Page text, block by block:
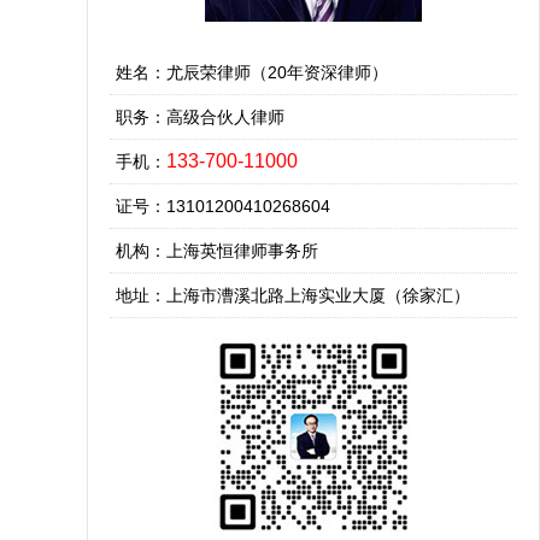
姓名：尤辰荣律师（20年资深律师）
职务：高级合伙人律师
手机： 133-700-11000
证号：13101200410268604
机构：上海英恒律师事务所
地址：上海市漕溪北路上海实业大厦（徐家汇）